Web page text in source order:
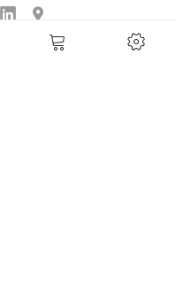
Policy